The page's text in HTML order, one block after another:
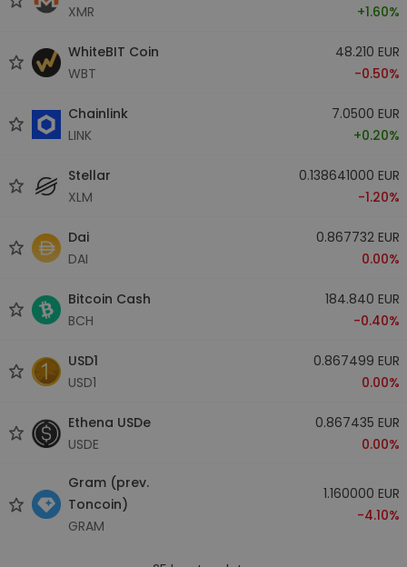
XMR
+1.60%
WhiteBIT Coin
WBT
48.210 EUR
-0.50%
Chainlink
LINK
7.0500 EUR
+0.20%
Stellar
XLM
0.138641000 EUR
-1.20%
Dai
DAI
0.867732 EUR
0.00%
Bitcoin Cash
BCH
184.840 EUR
-0.40%
USD1
USD1
0.867499 EUR
0.00%
Ethena USDe
USDE
0.867435 EUR
0.00%
Gram (prev.
Toncoin)
GRAM
1.160000 EUR
-4.10%